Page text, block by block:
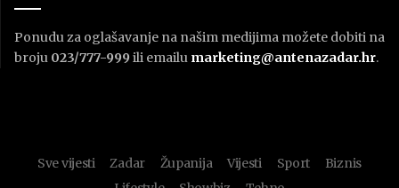
Ponudu za oglašavanje na našim medijima možete dobiti na
broju 023/777-999 ili emailu marketing@antenazadar.hr.
Sve vijesti Zadar Županija Vijesti Sport
Biznis